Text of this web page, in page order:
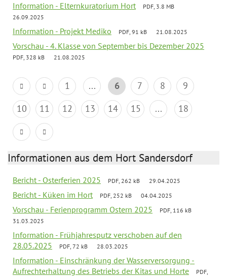
Information - Elternkuratorium Hort
PDF, 3.8 MB
26.09.2025
Information - Projekt Mediko PDF, 91 kB 21.08.2025
Vorschau - 4. Klasse von September bis Dezember 2025
PDF, 328 kB 21.08.2025
1 ... 6 7 8
9
10
11 12 13 14 15 ... 18
Informationen aus dem Hort Sandersdorf
Bericht - Osterferien 2025 PDF, 262 kB 29.04.2025
Bericht - Küken im Hort PDF, 252 kB 04.04.2025
Vorschau - Ferienprogramm Ostern 2025
PDF, 116 kB
31.03.2025
Information - Frühjahresputz verschoben auf den
28.05.2025
PDF, 72 kB 28.03.2025
Information - Einschränkung der Wasserversorgung -
Aufrechterhaltung des Betriebs der Kitas und Horte
PDF,